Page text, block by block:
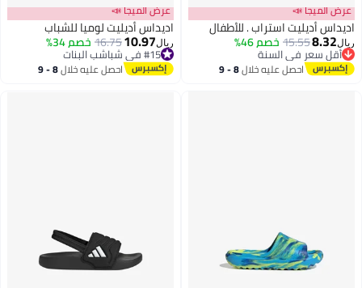
عرض الميجا 📣
اديداس أديليت استراب . للأطفال
ريال8.32
15.55خصم 46%
أقل سعر في السنة
أقل سعر في السنة
احصل عليه خلال 8 - 9
عرض الميجا 📣
اديداس أديليت لوميا للشباب
ريال10.97
16.75خصم 34%
#15 في شباشب البنات
أقل سعر في 30 يوم
#15 في شباشب البنات
احصل عليه خلال 8 - 9